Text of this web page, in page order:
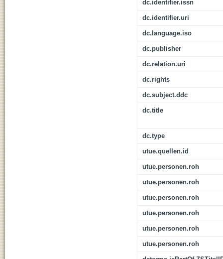
dc.identifier.issn
dc.identifier.uri
dc.language.iso
dc.publisher
dc.relation.uri
dc.rights
dc.subject.ddc
dc.title
dc.type
utue.quellen.id
utue.personen.roh
utue.personen.roh
utue.personen.roh
utue.personen.roh
utue.personen.roh
utue.personen.roh